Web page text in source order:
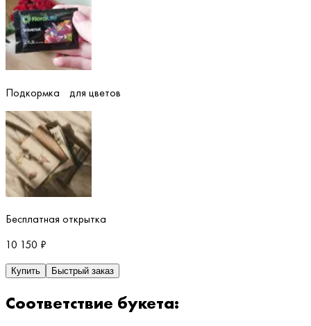
Подкормка для цветов
Бесплатная открытка
10 150 ₽
Купить Быстрый заказ
Соответствие букета: